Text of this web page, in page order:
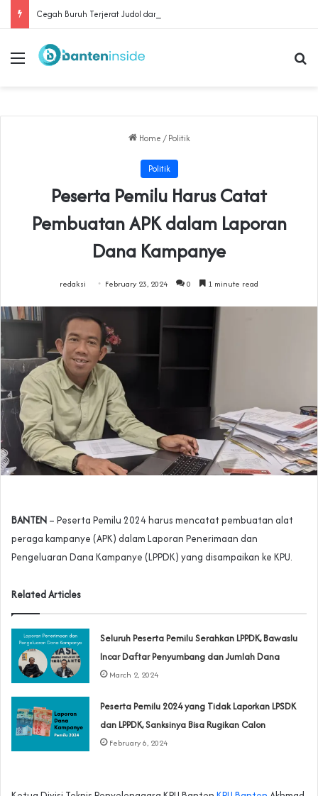
Menu
Home / Politik
Politik
Peserta Pemilu Harus Catat
Pembuatan APK dalam Laporan
Dana Kampanye
redaksi February 23, 2024 0 1 minute read
BANTEN – Peserta Pemilu 2024 harus mencatat pembuatan alat
peraga kampanye (APK) dalam Laporan Penerimaan dan
Pengeluaran Dana Kampanye (LPPDK) yang disampaikan ke KPU.
Related Articles
Seluruh Peserta Pemilu Serahkan LPPDK, Bawaslu
Incar Daftar Penyumbang dan Jumlah Dana
March 2, 2024
Peserta Pemilu 2024 yang Tidak Laporkan LPSDK
dan LPPDK, Sanksinya Bisa Rugikan Calon
February 6, 2024